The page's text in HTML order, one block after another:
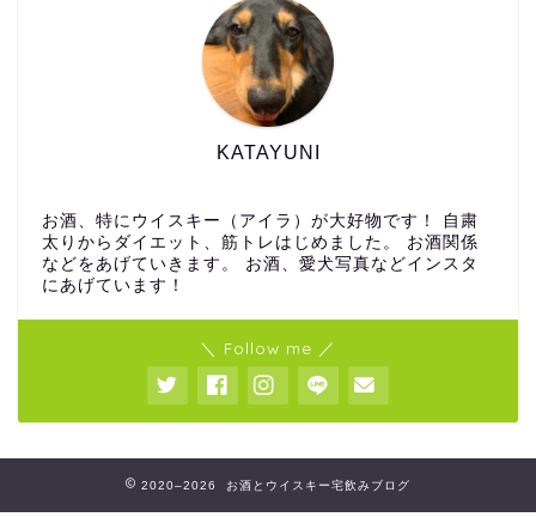
KATAYUNI
お酒、特にウイスキー（アイラ）が大好物です！ 自粛
太りからダイエット、筋トレはじめました。 お酒関係
などをあげていきます。 お酒、愛犬写真などインスタ
にあげています！
＼ Follow me ／
2020–2026 お酒とウイスキー宅飲みブログ